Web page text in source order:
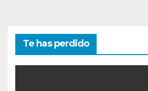
Te has perdido